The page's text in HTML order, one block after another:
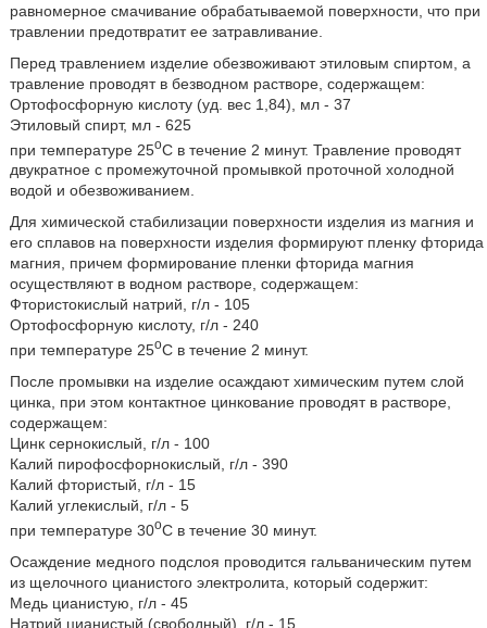
равномерное смачивание обрабатываемой поверхности, что при
травлении предотвратит ее затравливание.
Перед травлением изделие обезвоживают этиловым спиртом, а
травление проводят в безводном растворе, содержащем:
Ортофосфорную кислоту (уд. вес 1,84), мл - 37
Этиловый спирт, мл - 625
при температуре 25oC в течение 2 минут. Травление проводят
двукратное с промежуточной промывкой проточной холодной
водой и обезвоживанием.
Для химической стабилизации поверхности изделия из магния и
его сплавов на поверхности изделия формируют пленку фторида
магния, причем формирование пленки фторида магния
осуществляют в водном растворе, содержащем:
Фтористокислый натрий, г/л - 105
Ортофосфорную кислоту, г/л - 240
при температуре 25oC в течение 2 минут.
После промывки на изделие осаждают химическим путем слой
цинка, при этом контактное цинкование проводят в растворе,
содержащем:
Цинк сернокислый, г/л - 100
Калий пирофосфорнокислый, г/л - 390
Калий фтористый, г/л - 15
Калий углекислый, г/л - 5
при температуре 30oC в течение 30 минут.
Осаждение медного подслоя проводится гальваническим путем
из щелочного цианистого электролита, который содержит:
Медь цианистую, г/л - 45
Натрий цианистый (свободный), г/л - 15